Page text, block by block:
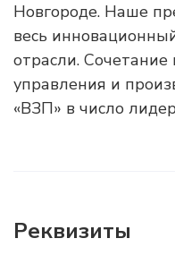
Новгороде. Наше
весь
отрасли.
управления и
«ВЗП» в число
Реквизиты